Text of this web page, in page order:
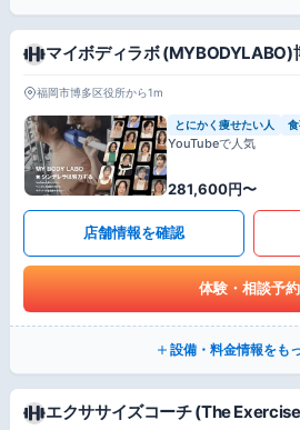
マイボディラボ (MYBODYLABO)
福岡市博多区役所から1m
とにかく痩せたい人
YouTubeで人気
281,600円〜
店舗情報を確認
体験・相談予約
設備・料金情報をも
エクササイズコーチ (The